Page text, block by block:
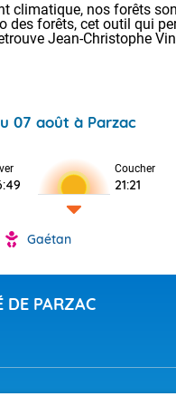
Pour la
Tendance
climatique, nos forêts
des forêts, cet outil qui
Jean-Christophe
07 août à Parzac
Coucher
21:21
Gaétan
DE PARZAC
Voici les
: 18/25 Paris
Clermont-
Lille : 18/26
Cet après-
Calme,
territoire.
mistral